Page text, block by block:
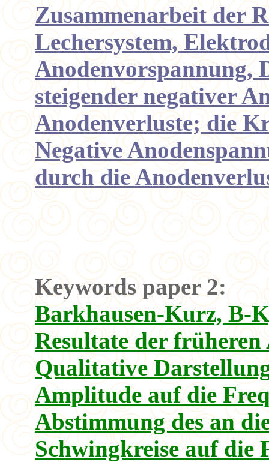
Zusammenarbeit der
Lechersystem,
Anodenvorspannung,
steigender negativer
Anodenverluste; die
Negative
durch die
Keywords paper 2:
Barkhausen-Kurz, B-
Resultate der
Qualitative
Amplitude auf die
Abstimmung des an
Schwingkreise auf die